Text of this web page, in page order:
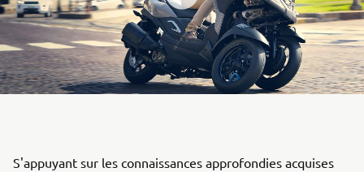
S'appuyant sur les connaissances approfondies acquises